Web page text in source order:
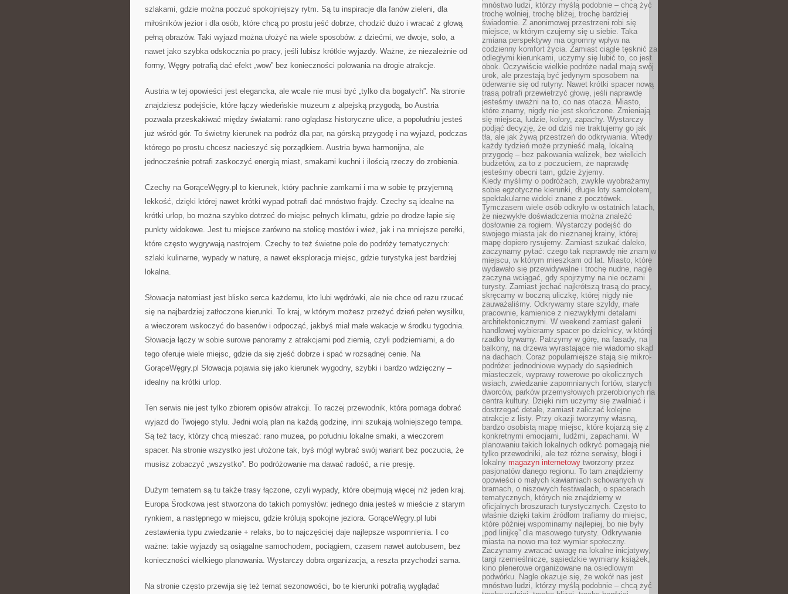
szlakami, gdzie można poczuć spokojniejszy rytm. Są tu inspiracje dla fanów zieleni, dla
miłośników jezior i dla osób, które chcą po prostu jeść dobrze, chodzić dużo i wracać z głową
pełną obrazów. Taki wyjazd można ułożyć na wiele sposobów: z dziećmi, we dwoje, solo, a
nawet jako szybka odskocznia po pracy, jeśli lubisz krótkie wyjazdy. Ważne, że niezależnie od
formy, Węgry potrafią dać efekt „wow” bez konieczności polowania na drogie atrakcje.
Austria w tej opowieści jest elegancka, ale wcale nie musi być „tylko dla bogatych”. Na stronie
znajdziesz podejście, które łączy wiedeńskie muzeum z alpejską przygodą, bo Austria
pozwala przeskakiwać między światami: rano oglądasz historyczne ulice, a popołudniu jesteś
już wśród gór. To świetny kierunek na podróż dla par, na górską przygodę i na wyjazd, podczas
którego po prostu chcesz nacieszyć się porządkiem. Austria bywa harmonijna, ale
jednocześnie potrafi zaskoczyć energią miast, smakami kuchni i ilością rzeczy do zrobienia.
Czechy na GorąceWęgry.pl to kierunek, który pachnie zamkami i ma w sobie tę przyjemną
lekkość, dzięki której nawet krótki wypad potrafi dać mnóstwo frajdy. Czechy są idealne na
krótki urlop, bo można szybko dotrzeć do miejsc pełnych klimatu, gdzie po drodze łapie się
punkty widokowe. Jest tu miejsce zarówno na stolicę mostów i wież, jak i na mniejsze perełki,
które często wygrywają nastrojem. Czechy to też świetne pole do podróży tematycznych:
szlaki kulinarne, wypady w naturę, a nawet eksploracja miejsc, gdzie turystyka jest bardziej
lokalna.
Słowacja natomiast jest blisko serca każdemu, kto lubi wędrówki, ale nie chce od razu rzucać
się na najbardziej zatłoczone kierunki. To kraj, w którym możesz przeżyć dzień pełen wysiłku,
a wieczorem wskoczyć do basenów i odpocząć, jakbyś miał małe wakacje w środku tygodnia.
Słowacja łączy w sobie surowe panoramy z atrakcjami pod ziemią, czyli podziemiami, a do
tego oferuje wiele miejsc, gdzie da się zjeść dobrze i spać w rozsądnej cenie. Na
GorąceWęgry.pl Słowacja pojawia się jako kierunek wygodny, szybki i bardzo wdzięczny –
idealny na krótki urlop.
Ten serwis nie jest tylko zbiorem opisów atrakcji. To raczej przewodnik, która pomaga dobrać
wyjazd do Twojego stylu. Jedni wolą plan na każdą godzinę, inni szukają wolniejszego tempa.
Są też tacy, którzy chcą mieszać: rano muzea, po południu lokalne smaki, a wieczorem
spacer. Na stronie wszystko jest ułożone tak, byś mógł wybrać swój wariant bez poczucia, że
musisz zobaczyć „wszystko”. Bo podróżowanie ma dawać radość, a nie presję.
Dużym tematem są tu także trasy łączone, czyli wypady, które obejmują więcej niż jeden kraj.
Europa Środkowa jest stworzona do takich pomysłów: jednego dnia jesteś w mieście z starym
rynkiem, a następnego w miejscu, gdzie królują spokojne jeziora. GorąceWęgry.pl lubi
zestawienia typu zwiedzanie + relaks, bo to najczęściej daje najlepsze wspomnienia. I co
ważne: takie wyjazdy są osiągalne samochodem, pociągiem, czasem nawet autobusem, bez
konieczności wielkiego planowania. Wystarczy dobra organizacja, a reszta przychodzi sama.
Na stronie często przewija się też temat sezonowości, bo te kierunki potrafią wyglądać
mnóstwo ludzi, którzy myślą podobnie – chcą żyć
trochę wolniej, trochę bliżej, trochę bardziej
świadomie. Z anonimowej przestrzeni robi się
miejsce, w którym czujemy się u siebie. Taka
zmiana perspektywy ma ogromny wpływ na
codzienny komfort życia. Zamiast ciągle tęsknić za
odległymi kierunkami, uczymy się lubić to, co jest
obok. Oczywiście wielkie podróże nadal mają swój
urok, ale przestają być jedynym sposobem na
oderwanie się od rutyny. Nawet krótki spacer nową
trasą potrafi przewietrzyć głowę, jeśli naprawdę
jesteśmy uważni na to, co nas otacza. Miasto,
które znamy, nigdy nie jest skończone. Zmieniają
się miejsca, ludzie, kolory, zapachy. Wystarczy
podjąć decyzję, że od dziś nie traktujemy go jak
tła, ale jak żywą przestrzeń do odkrywania. Wtedy
każdy tydzień może przynieść małą, lokalną
przygodę – bez pakowania walizek, bez wielkich
budżetów, za to z poczuciem, że naprawdę
jesteśmy obecni tam, gdzie żyjemy.
Kiedy myślimy o podróżach, zwykle wyobrażamy
sobie egzotyczne kierunki, długie loty samolotem,
spektakularne widoki znane z pocztówek.
Tymczasem wiele osób odkryło w ostatnich latach,
że niezwykłe doświadczenia można znaleźć
dosłownie za rogiem. Wystarczy podejść do
swojego miasta jak do nieznanej krainy, której
mapę dopiero rysujemy. Zamiast szukać daleko,
zaczynamy pytać: czego tak naprawdę nie znam w
miejscu, w którym mieszkam od lat. Miasto, które
wydawało się przewidywalne i trochę nudne, nagle
zaczyna wciągać, gdy spojrzymy na nie oczami
turysty. Zamiast jechać najkrótszą trasą do pracy,
skręcamy w boczną uliczkę, której nigdy nie
zauważaliśmy. Odkrywamy stare szyldy, małe
pracownie, kamienice z niezwykłymi detalami
architektonicznymi. W weekend zamiast galerii
handlowej wybieramy spacer po dzielnicy, w której
rzadko bywamy. Patrzymy w górę, na fasady, na
balkony, na drzewa wyrastające nie wiadomo skąd
na dachach. Coraz popularniejsze stają się mikro-
podróże: jednodniowe wypady do sąsiednich
miasteczek, wyprawy rowerowe po okolicznych
wsiach, zwiedzanie zapomnianych fortów, starych
dworców, parków przemysłowych przerobionych na
centra kultury. Dzięki nim uczymy się zwalniać i
dostrzegać detale, zamiast zaliczać kolejne
atrakcje z listy. Przy okazji tworzymy własną,
bardzo osobistą mapę miejsc, które kojarzą się z
konkretnymi emocjami, ludźmi, zapachami. W
planowaniu takich lokalnych odkryć pomagają nie
tylko przewodniki, ale też różne serwisy, blogi i
lokalny magazyn internetowy tworzony przez
pasjonatów danego regionu. To tam znajdziemy
opowieści o małych kawiarniach schowanych w
bramach, o niszowych festiwalach, o spacerach
tematycznych, których nie znajdziemy w
oficjalnych broszurach turystycznych. Często to
właśnie dzięki takim źródłom trafiamy do miejsc,
które później wspominamy najlepiej, bo nie były
„pod linijkę” dla masowego turysty. Odkrywanie
miasta na nowo ma też wymiar społeczny.
Zaczynamy zwracać uwagę na lokalne inicjatywy,
targi rzemieślnicze, sąsiedzkie wymiany książek,
kino plenerowe organizowane na osiedlowym
podwórku. Nagle okazuje się, że wokół nas jest
mnóstwo ludzi, którzy myślą podobnie – chcą żyć